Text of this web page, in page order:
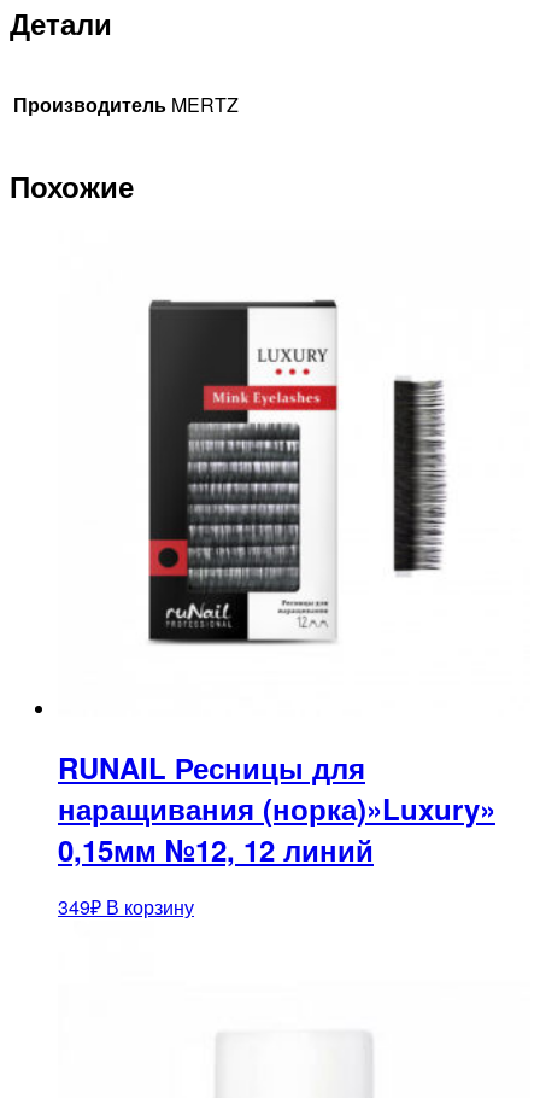
Детали
Производитель MERTZ
Похожие
RUNAIL Ресницы для
наращивания (норка)»Luxury»
0,15мм №12, 12 линий
349₽ В корзину